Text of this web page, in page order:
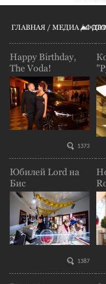
ВЫ ЗДЕСЬ
ГЛАВНАЯ / МЕДИА/ФОТО
Happy Birthday,
The Voda!
1373
Юбилей Lord на
Бис
1387